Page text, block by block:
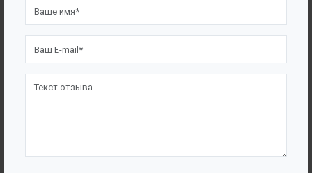
Патрубки входа и выхода обеспечивают
На корпусе предусмотрена возможность